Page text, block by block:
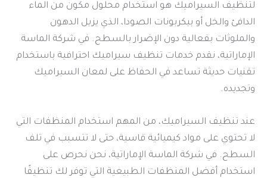
لتنظيف السيراميك هو استخدام محلول مكون من الماء
الدافئ والخل أو بيكربونات الصودا، الذي يزيل الدهون
والملوثات بفعالية دون الإضرار بالسطح. في شركة الماسة
الإماراتية، نقدم خدمات تنظيف سيراميك احترافية باستخدام
تقنيات حديثة تساعد في الحفاظ على لمعان السيراميك
وتجديده.
عند تنظيف السيراميك، من المهم استخدام المنظفات التي
لا تحتوي على مواد كيميائية قاسية، حتى لا تتسبب في تلف
السطح. في شركة الماسة الإماراتية، نحن نحرص على
استخدام أفضل المنظفات الطبيعية التي توفر لك تنظيفًا